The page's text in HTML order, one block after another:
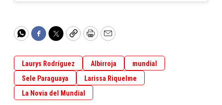
WhatsApp
Facebook
TwitterCopyPrintEmail
Laurys Rodríguez Albirroja
mundial
Sele Paraguaya
Larissa Riquelme
La Novia del Mundial